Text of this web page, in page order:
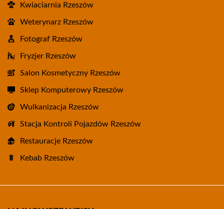
Kwiaciarnia Rzeszów
Weterynarz Rzeszów
Fotograf Rzeszów
Fryzjer Rzeszów
Salon Kosmetyczny Rzeszów
Sklep Komputerowy Rzeszów
Wulkanizacja Rzeszów
Stacja Kontroli Pojazdów Rzeszów
Restauracje Rzeszów
Kebab Rzeszów